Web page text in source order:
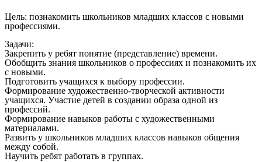
Цель: познакомить школьников младших классов с новыми
профессиями.
Задачи:
Закрепить у ребят понятие (представление) времени.
Обобщить знания школьников о профессиях и познакомить их
с новыми.
Подготовить учащихся к выбору профессии.
Формирование художественно-творческой активности
учащихся. Участие детей в создании образа одной из
профессий.
Формирование навыков работы с художественными
материалами.
Развить у школьников младших классов навыков общения
между собой.
Научить ребят работать в группах.